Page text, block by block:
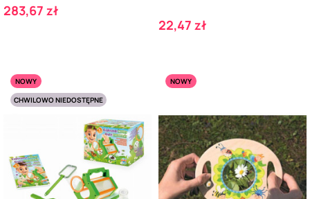
Cena
283,67 zł
Cena
22,47 zł
NOWY
CHWILOWO NIEDOSTĘPNE
NOWY